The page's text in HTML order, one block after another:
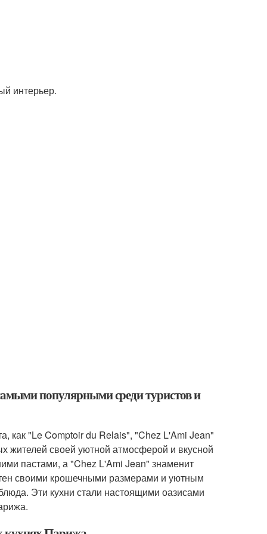
интерьер.
популярными среди туристов и
как "Le Comptoir du Relais", "Chez L'Ami Jean"
жителей своей уютной атмосферой и вкусной
пастами, а "Chez L'Ami Jean" знаменит
своими крошечными размерами и уютным
Эти кухни стали настоящими оазисами